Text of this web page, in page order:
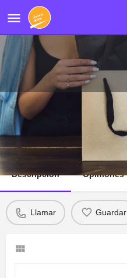
Urcifoto
Descripción Opiniones
Llamar Guardar